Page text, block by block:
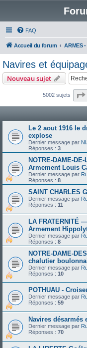
FAQ
Accueil du forum
Navires et
Nouveau sujet
5002 sujets
Le 2 aout 1916 le
explose
Dernier message par
Réponses : 3
NOTRE-DAME-
Armement Louis
Dernier message par
Réponses : 8
SAINT CHARLES
Dernier message par
Réponses : 11
LA FRATERNITÉ
Armement
Dernier message par
Réponses : 8
NOTRE-DAME-
chalutier
Dernier message par
Réponses : 10
POTHUAU -
Dernier message par
Réponses : 59
Navires désarmés
Dernier message par
Réponses : 70